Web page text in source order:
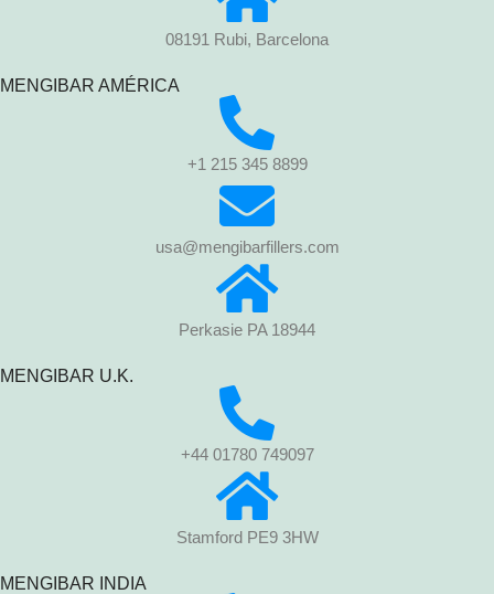
08191 Rubi, Barcelona
MENGIBAR AMÉRICA
+1 215 345 8899
usa@mengibarfillers.com
Perkasie PA 18944
MENGIBAR U.K.
+44 01780 749097
Stamford PE9 3HW
MENGIBAR INDIA